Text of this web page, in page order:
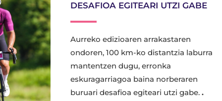
DESAFIOA EGITEARI UTZI GABE
Aurreko edizioaren arrakastaren
ondoren, 100 km-ko distantzia laburra
mantentzen dugu, erronka
eskuragarriagoa baina norberaren
buruari desafioa egiteari utzi gabe. .